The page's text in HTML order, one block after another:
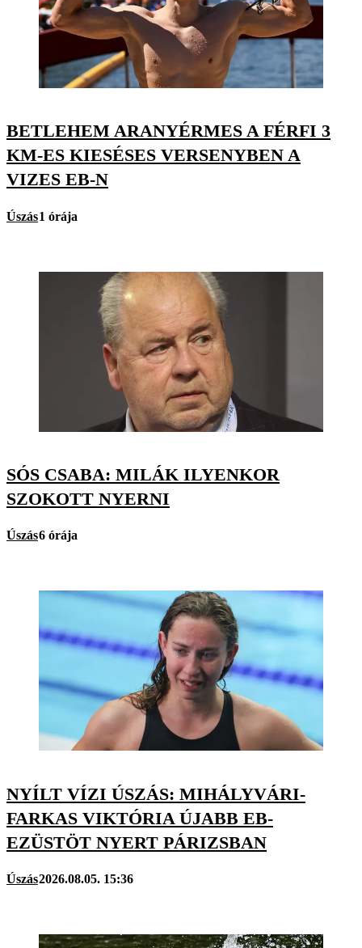
BETLEHEM ARANYÉRMES A FÉRFI 3
KM-ES KIESÉSES VERSENYBEN A
VIZES EB-N
Úszás1 órája
SÓS CSABA: MILÁK ILYENKOR
SZOKOTT NYERNI
Úszás6 órája
NYÍLT VÍZI ÚSZÁS: MIHÁLYVÁRI-
FARKAS VIKTÓRIA ÚJABB EB-
EZÜSTÖT NYERT PÁRIZSBAN
Úszás2026.08.05. 15:36